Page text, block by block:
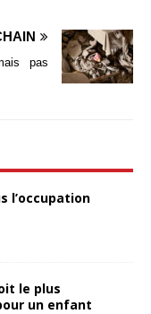
pas
l’occupation
le plus
un enfant